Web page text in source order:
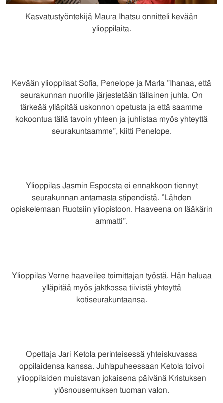
Kasvatustyöntekijä Maura Ihatsu onnitteli kevään
ylioppilaita.
Kevään ylioppilaat Sofia, Penelope ja Marla ”Ihanaa, että
seurakunnan nuorille järjestetään tällainen juhla. On
tärkeää ylläpitää uskonnon opetusta ja että saamme
kokoontua tällä tavoin yhteen ja juhlistaa myös yhteyttä
seurakuntaamme”, kiitti Penelope.
Ylioppilas Jasmin Espoosta ei ennakkoon tiennyt
seurakunnan antamasta stipendistä. ”Lähden
opiskelemaan Ruotsiin yliopistoon. Haaveena on lääkärin
ammatti”.
Ylioppilas Verne haaveilee toimittajan työstä. Hän haluaa
ylläpitää myös jaktkossa tiivistä yhteyttä
kotiseurakuntaansa.
Opettaja Jari Ketola perinteisessä yhteiskuvassa
oppilaidensa kanssa. Juhlapuheessaan Ketola toivoi
ylioppilaiden muistavan jokaisena päivänä Kristuksen
ylösnousemuksen tuoman valon.